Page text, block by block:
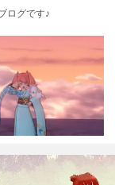
ログです♪